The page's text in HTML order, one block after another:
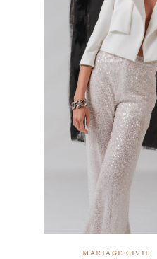
MARIAGE CIVIL